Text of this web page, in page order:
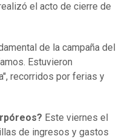
el acto de cierre de
de la campaña del
Estuvieron
recorridos por ferias y
Este viernes el
de ingresos y gastos